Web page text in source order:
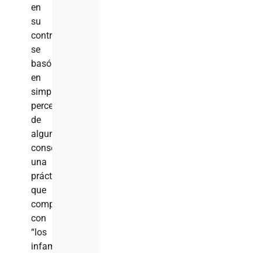
en
su
contra
se
basó
en
simples
percepciones
de
algunos
consejeros,
una
práctica
que
compara
con
“los
infames